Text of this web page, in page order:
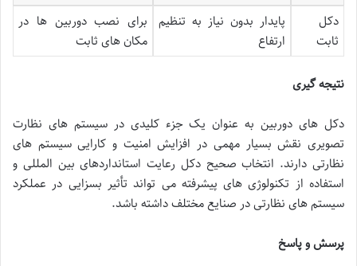
دکل
ثابت
پایدار بدون نیاز به تنظیم
ارتفاع
برای نصب دوربین ها در
مکان های ثابت
نتیجه گیری
دکل های دوربین به عنوان یک جزء کلیدی در سیستم های نظارت
تصویری نقش بسیار مهمی در افزایش امنیت و کارایی سیستم های
نظارتی دارند. انتخاب صحیح دکل رعایت استانداردهای بین المللی و
استفاده از تکنولوژی های پیشرفته می تواند تأثیر بسزایی در عملکرد
سیستم های نظارتی در صنایع مختلف داشته باشد.
پرسش و پاسخ